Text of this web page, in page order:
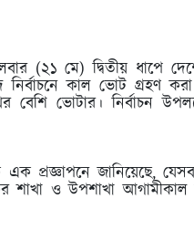
(২১ মে) দ্বিতীয় ধাপে
কাল ভোট গ্রহণ
ভোটার। নির্বাচন
এক প্রজ্ঞাপনে জানিয়েছে,
শাখা ও উপশাখা